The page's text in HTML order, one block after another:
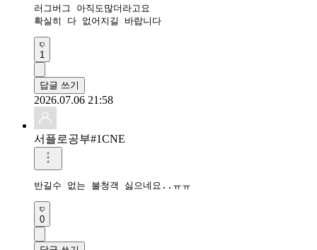
러그버그 아직도많더라고요
확실히 다 없어지길 바랍니다
1
답글 쓰기
2026.07.06 21:58
서플로공부#1CNE
반길수 없는 불청객 싫으네요..ㅠㅠ
0